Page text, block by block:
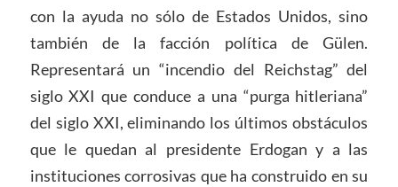
con la ayuda no sólo de Estados Unidos, sino
también de la facción política de Gülen.
Representará un “incendio del Reichstag” del
siglo XXI que conduce a una “purga hitleriana”
del siglo XXI, eliminando los últimos obstáculos
que le quedan al presidente Erdogan y a las
instituciones corrosivas que ha construido en su